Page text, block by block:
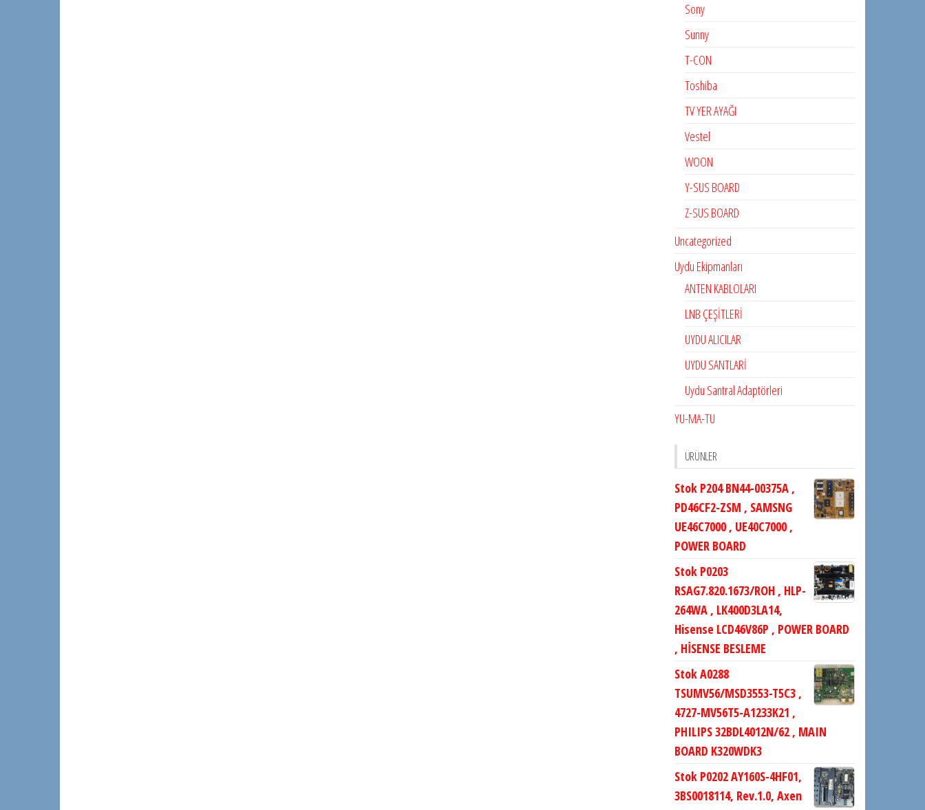
Sony
Sunny
T-CON
Toshiba
TV YER AYAĞI
Vestel
WOON
Y-SUS BOARD
Z-SUS BOARD
Uncategorized
Uydu Ekipmanları
ANTEN KABLOLARI
LNB ÇEŞİTLERİ
UYDU ALICILAR
UYDU SANTLARİ
Uydu Santral Adaptörleri
YU-MA-TU
ÜRÜNLER
Stok P204 BN44-00375A ,
PD46CF2-ZSM , SAMSNG
UE46C7000 , UE40C7000 ,
POWER BOARD
Stok P0203
RSAG7.820.1673/ROH , HLP-
264WA , LK400D3LA14,
Hisense LCD46V86P , POWER BOARD
, HİSENSE BESLEME
Stok A0288
TSUMV56/MSD3553-T5C3 ,
4727-MV56T5-A1233K21 ,
PHILIPS 32BDL4012N/62 , MAIN
BOARD K320WDK3
Stok P0202 AY160S-4HF01,
3BS0018114, Rev.1.0, Axen